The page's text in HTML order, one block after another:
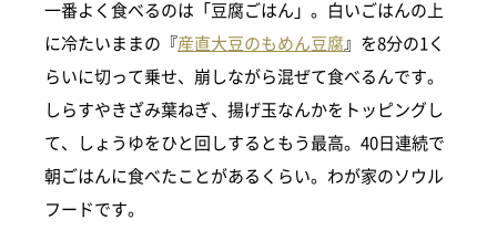
一番よく食べるのは「豆腐ごはん」。白いごはんの上
に冷たいままの『産直大豆のもめん豆腐 』を8分の1く
らいに切って乗せ、崩しながら混ぜて食べるんです。
しらすやきざみ葉ねぎ、揚げ玉なんかをトッピングし
て、しょうゆをひと回しするともう最高。40日連続で
朝ごはんに食べたことがあるくらい。わが家のソウル
フードです。